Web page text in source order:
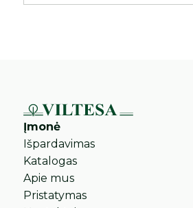
Įmonė
Išpardavimas
Katalogas
Apie mus
Pristatymas